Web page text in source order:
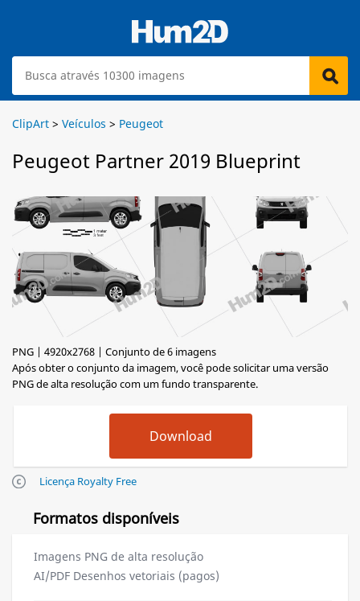
ClipArt > Veículos > Peugeot
Peugeot Partner 2019 Blueprint
PNG | 4920x2768 | Conjunto de 6 imagens
Após obter o conjunto da imagem, você pode solicitar uma versão
PNG de alta resolução com um fundo transparente.
Licença Royalty Free
Formatos disponíveis
Imagens PNG de alta resolução
AI/PDF Desenhos vetoriais (pagos)